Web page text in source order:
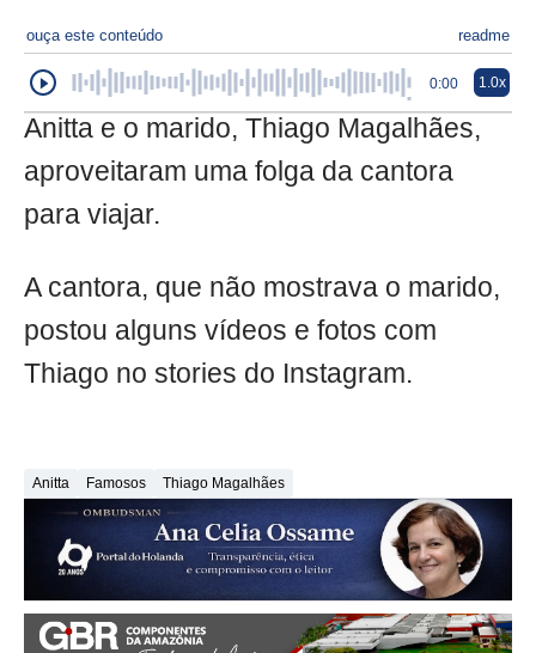
ouça este conteúdo readme
0:00 1.0x
Anitta e o marido, Thiago Magalhães,
aproveitaram uma folga da cantora
para viajar.
A cantora, que não mostrava o marido,
postou alguns vídeos e fotos com
Thiago no stories do Instagram.
Anitta Famosos Thiago Magalhães